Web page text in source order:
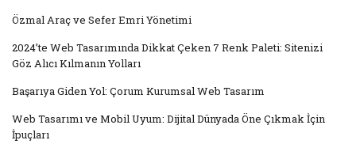
Özmal Araç ve Sefer Emri Yönetimi
2024’te Web Tasarımında Dikkat Çeken 7 Renk Paleti: Sitenizi
Göz Alıcı Kılmanın Yolları
Başarıya Giden Yol: Çorum Kurumsal Web Tasarım
Web Tasarımı ve Mobil Uyum: Dijital Dünyada Öne Çıkmak İçin
İpuçları